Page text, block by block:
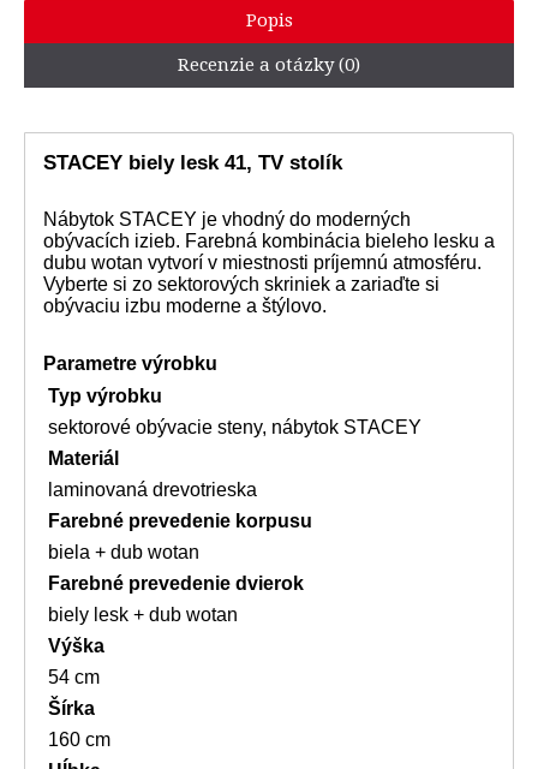
Popis
Recenzie a otázky (0)
STACEY biely lesk 41, TV stolík
Nábytok STACEY je vhodný do moderných
obývacích izieb. Farebná kombinácia bieleho lesku a
dubu wotan vytvorí v miestnosti príjemnú atmosféru.
Vyberte si zo sektorových skriniek a zariaďte si
obývaciu izbu moderne a štýlovo.
Parametre výrobku
Typ výrobku
sektorové obývacie steny, nábytok STACEY
Materiál
laminovaná drevotrieska
Farebné prevedenie korpusu
biela + dub wotan
Farebné prevedenie dvierok
biely lesk + dub wotan
Výška
54 cm
Šírka
160 cm